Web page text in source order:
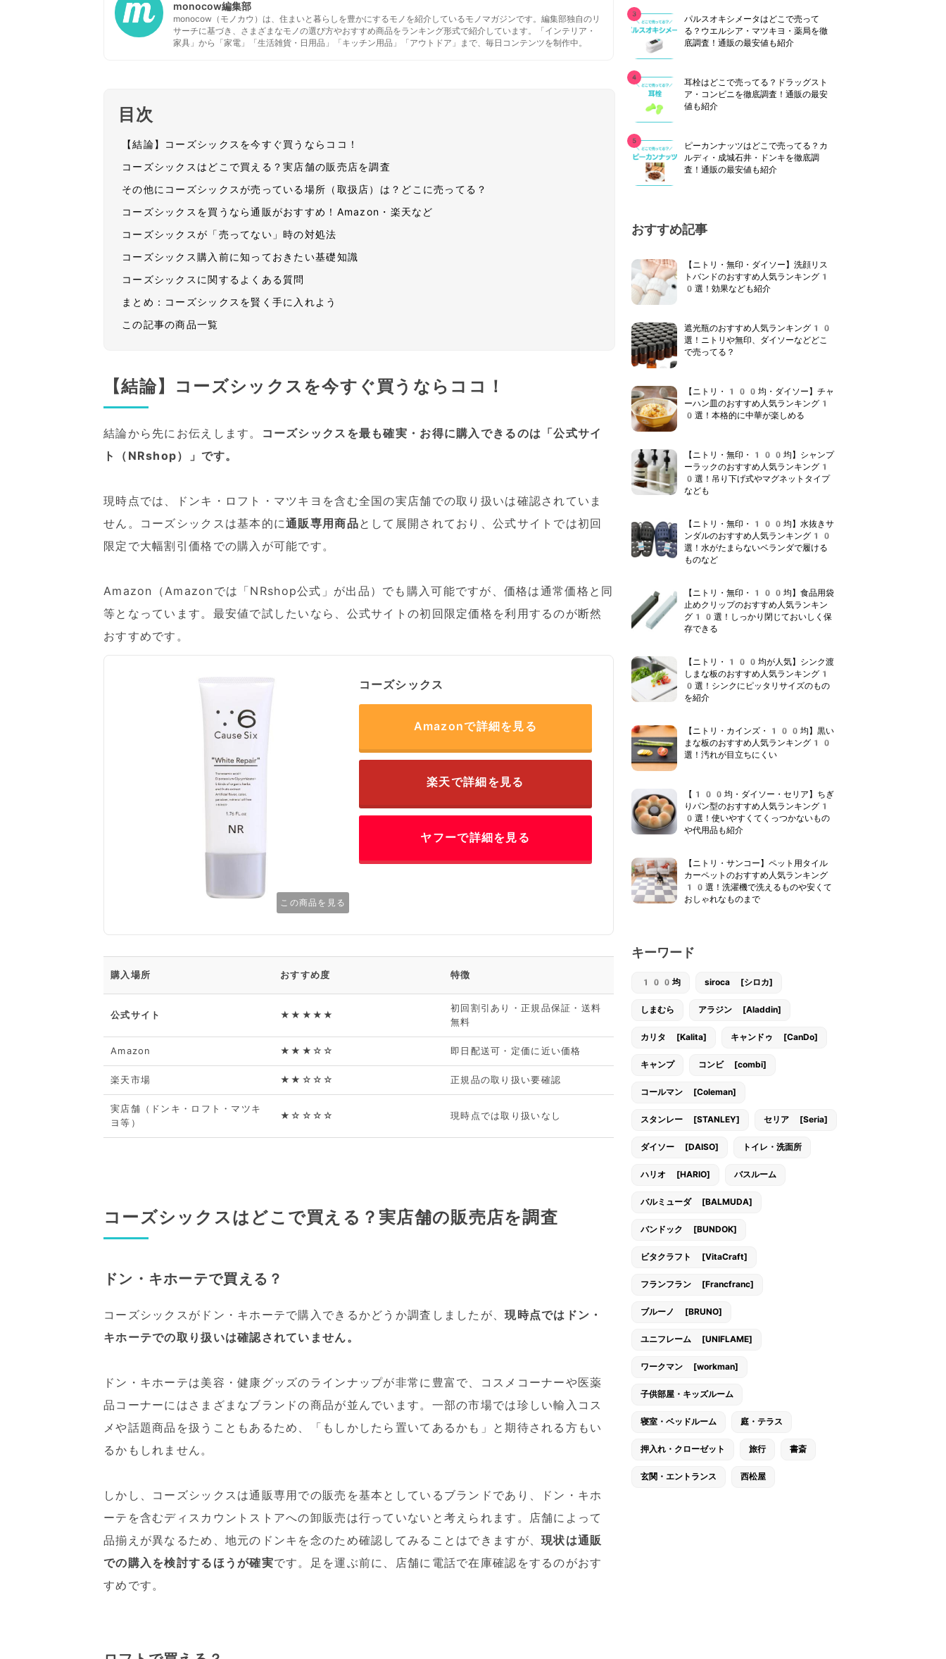
monocow編集部
monocow（モノカウ）は、住まいと暮らしを豊かにするモノを紹介しているモノマガジンです。編集部独自のリ
サーチに基づき、さまざまなモノの選び方やおすすめ商品をランキング形式で紹介しています。「インテリア・
家具」から「家電」「生活雑貨・日用品」「キッチン用品」「アウトドア」まで、毎日コンテンツを制作中。
目次
【結論】コーズシックスを今すぐ買うならココ！
コーズシックスはどこで買える？実店舗の販売店を調査
その他にコーズシックスが売っている場所（取扱店）は？どこに売ってる？
コーズシックスを買うなら通販がおすすめ！Amazon・楽天など
コーズシックスが「売ってない」時の対処法
コーズシックス購入前に知っておきたい基礎知識
コーズシックスに関するよくある質問
まとめ：コーズシックスを賢く手に入れよう
この記事の商品一覧
【結論】コーズシックスを今すぐ買うならココ！
結論から先にお伝えします。
コーズシックスを最も確実・お得に購入できるのは「公式サイ
ト（NRshop）」です。
現時点では、ドンキ・ロフト・マツキヨを含む全国の実店舗での取り扱いは確認されていま
せん。コーズシックスは基本的に通販専用商品として展開されており、公式サイトでは初回
限定で大幅割引価格での購入が可能です。
Amazon（Amazonでは「NRshop公式」が出品）でも購入可能ですが、価格は通常価格と同
等となっています。最安値で試したいなら、公式サイトの初回限定価格を利用するのが断然
おすすめです。
この商品を見る
コーズシックス
Amazonで詳細を見る
楽天で詳細を見る
ヤフーで詳細を見る
購入場所 おすすめ度 特徴
公式サイト ★★★★★
初回割引あり・正規品保証・送料
無料
Amazon ★★★☆☆ 即日配送可・定価に近い価格
楽天市場 ★★☆☆☆ 正規品の取り扱い要確認
実店舗（ドンキ・ロフト・マツキ
ヨ等）
★☆☆☆☆ 現時点では取り扱いなし
コーズシックスはどこで買える？実店舗の販売店を調査
ドン・キホーテで買える？
コーズシックスがドン・キホーテで購入できるかどうか調査しましたが、現時点ではドン・
キホーテでの取り扱いは確認されていません。
ドン・キホーテは美容・健康グッズのラインナップが非常に豊富で、コスメコーナーや医薬
品コーナーにはさまざまなブランドの商品が並んでいます。一部の市場では珍しい輸入コス
メや話題商品を扱うこともあるため、「もしかしたら置いてあるかも」と期待される方もい
るかもしれません。
しかし、コーズシックスは通販専用での販売を基本としているブランドであり、ドン・キホ
ーテを含むディスカウントストアへの卸販売は行っていないと考えられます。店舗によって
品揃えが異なるため、地元のドンキを念のため確認してみることはできますが、現状は通販
での購入を検討するほうが確実です。足を運ぶ前に、店舗に電話で在庫確認をするのがおす
すめです。
パルスオキシメータはどこで売って
る？ウエルシア・マツキヨ・薬局を徹
底調査！通販の最安値も紹介
耳栓はどこで売ってる？ドラッグスト
ア・コンビニを徹底調査！通販の最安
値も紹介
ピーカンナッツはどこで売ってる？カ
ルディ・成城石井・ドンキを徹底調
査！通販の最安値も紹介
おすすめ記事
【ニトリ・無印・ダイソー】洗顔リス
トバンドのおすすめ人気ランキング1
0選！効果なども紹介
遮光瓶のおすすめ人気ランキング10
選！ニトリや無印、ダイソーなどどこ
で売ってる？
【ニトリ・100均・ダイソー】チャ
ーハン皿のおすすめ人気ランキング1
0選！本格的に中華が楽しめる
【ニトリ・無印・100均】シャンプ
ーラックのおすすめ人気ランキング1
0選！吊り下げ式やマグネットタイプ
なども
【ニトリ・無印・100均】水抜きサ
ンダルのおすすめ人気ランキング10
選！水がたまらないベランダで履ける
ものなど
【ニトリ・無印・100均】食品用袋
止めクリップのおすすめ人気ランキン
グ10選！しっかり閉じておいしく保
存できる
【ニトリ・100均が人気】シンク渡
しまな板のおすすめ人気ランキング1
0選！シンクにピッタリサイズのもの
を紹介
【ニトリ・カインズ・100均】黒い
まな板のおすすめ人気ランキング10
選！汚れが目立ちにくい
【100均・ダイソー・セリア】ちぎ
りパン型のおすすめ人気ランキング1
0選！使いやすくてくっつかないもの
や代用品も紹介
【ニトリ・サンコー】ペット用タイル
カーペットのおすすめ人気ランキング
10選！洗濯機で洗えるものや安くて
おしゃれなものまで
キーワード
100均 siroca [シロカ]
しまむら アラジン [Aladdin]
カリタ [Kalita] キャンドゥ [CanDo]
キャンプ コンビ [combi]
コールマン [Coleman]
スタンレー [STANLEY] セリア [Seria]
ダイソー [DAISO] トイレ・洗面所
ハリオ [HARIO] バスルーム
バルミューダ [BALMUDA]
バンドック [BUNDOK]
ビタクラフト [VitaCraft]
フランフラン [Francfranc]
ブルーノ [BRUNO]
ユニフレーム [UNIFLAME]
ワークマン [workman]
子供部屋・キッズルーム
寝室・ベッドルーム 庭・テラス
押入れ・クローゼット 旅行 書斎
玄関・エントランス 西松屋